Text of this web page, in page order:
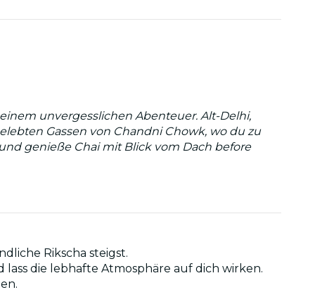
unvergesslichen Abenteuer. Alt-Delhi,
Gassen von Chandni Chowk, wo du zu
genieße Chai mit Blick vom Dach before
Rikscha steigst.
die lebhafte Atmosphäre auf dich wirken.